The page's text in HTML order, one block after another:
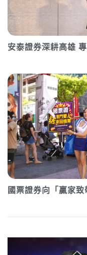
安泰證券深耕高雄
國票證券向「贏家